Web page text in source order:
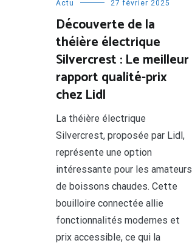
Actu 27 février 2025
Découverte de la
théière électrique
Silvercrest : Le meilleur
rapport qualité-prix
chez Lidl
La théière électrique
Silvercrest, proposée par Lidl,
représente une option
intéressante pour les amateurs
de boissons chaudes. Cette
bouilloire connectée allie
fonctionnalités modernes et
prix accessible, ce qui la